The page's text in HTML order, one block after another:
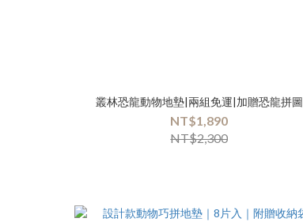
叢林恐龍動物地墊|兩組免運|加贈恐龍拼圖
NT$1,890
NT$2,300